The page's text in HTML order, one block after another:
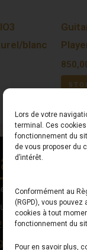
Lors de votre
terminal. Ces
fonctionnement du
de vous proposer du
d’intérêt.
Conformément au
(RGPD), vous
cookies à tout
fonctionnement du
Pour en savoir plus,
blanc
Audiard
loops.fr